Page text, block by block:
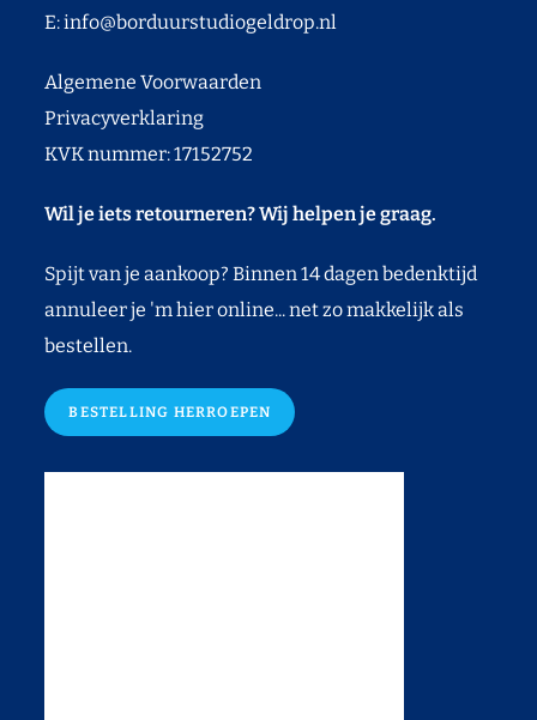
E:info@borduurstudiogeldrop.nl
Algemene Voorwaarden
Privacyverklaring
KVK nummer: 17152752
Wil je iets retourneren? Wij helpen je graag.
Spijt van je aankoop? Binnen 14 dagen bedenktijd
annuleer je 'm hier online... net zo makkelijk als
bestellen.
BESTELLING HERROEPEN